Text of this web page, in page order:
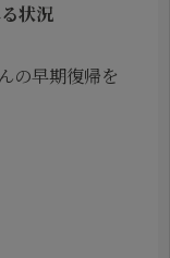
状況
の早期復帰を